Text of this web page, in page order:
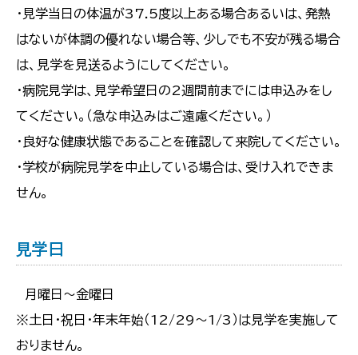
・見学当日の体温が37.5度以上ある場合あるいは、発熱
はないが体調の優れない場合等、少しでも不安が残る場合
は、見学を見送るようにしてください。
・病院見学は、見学希望日の2週間前までには申込みをし
てください。（急な申込みはご遠慮ください。）
・良好な健康状態であることを確認して来院してください。
・学校が病院見学を中止している場合は、受け入れできま
せん。
見学日
月曜日～金曜日
※土日・祝日・年末年始（12/29～1/3）は見学を実施して
おりません。